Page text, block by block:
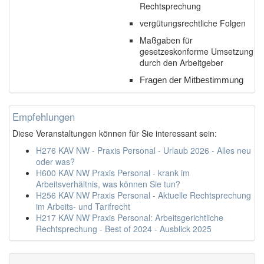
Rechtsprechung
vergütungsrechtliche Folgen
Maßgaben für
gesetzeskonforme Umsetzung
durch den Arbeitgeber
Fragen der Mitbestimmung
Empfehlungen
Diese Veranstaltungen können für Sie interessant sein:
H276 KAV NW - Praxis Personal - Urlaub 2026 - Alles neu
oder was?
H600 KAV NW Praxis Personal - krank im
Arbeitsverhältnis, was können Sie tun?
H256 KAV NW Praxis Personal - Aktuelle Rechtsprechung
im Arbeits- und Tarifrecht
H217 KAV NW Praxis Personal: Arbeitsgerichtliche
Rechtsprechung - Best of 2024 - Ausblick 2025